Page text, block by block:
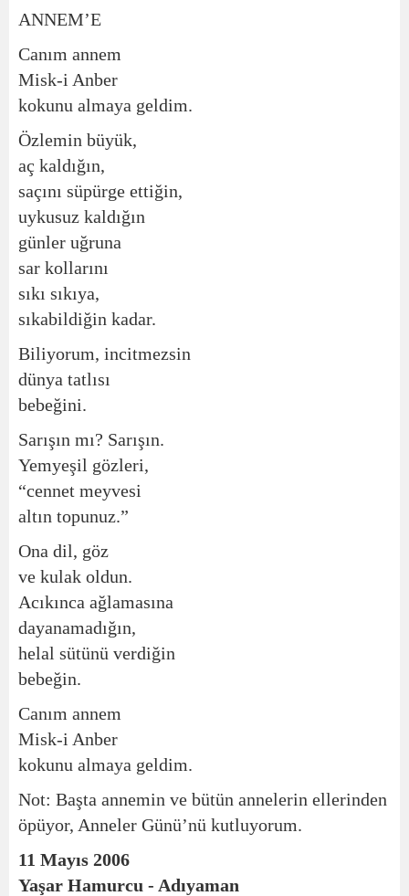
ANNEM’E
Canım annem
Misk-i Anber
kokunu almaya geldim.
Özlemin büyük,
aç kaldığın,
saçını süpürge ettiğin,
uykusuz kaldığın
günler uğruna
sar kollarını
sıkı sıkıya,
sıkabildiğin kadar.
Biliyorum, incitmezsin
dünya tatlısı
bebeğini.
Sarışın mı? Sarışın.
Yemyeşil gözleri,
“cennet meyvesi
altın topunuz.”
Ona dil, göz
ve kulak oldun.
Acıkınca ağlamasına
dayanamadığın,
helal sütünü verdiğin
bebeğin.
Canım annem
Misk-i Anber
kokunu almaya geldim.
Not: Başta annemin ve bütün annelerin ellerinden
öpüyor, Anneler Günü’nü kutluyorum.
11 Mayıs 2006
Yaşar Hamurcu - Adıyaman